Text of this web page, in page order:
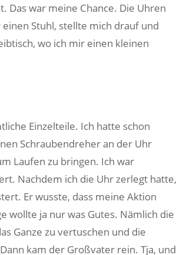
Das war meine Chance. Die Uhren
Stuhl, stellte mich drauf und
wo ich mir einen kleinen
Einzelteile. Ich hatte schon
Schraubendreher an der Uhr
Laufen zu bringen. Ich war
Nachdem ich die Uhr zerlegt hatte,
Er wusste, dass meine Aktion
wollte ja nur was Gutes. Nämlich die
Ganze zu vertuschen und die
kam der Großvater rein. Tja, und